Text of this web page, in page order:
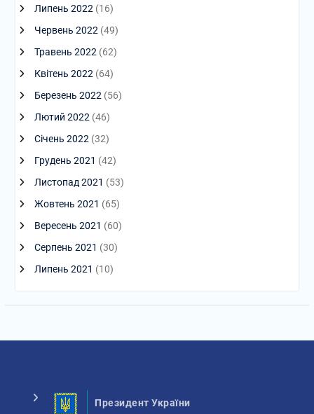
Липень 2022 (16)
Червень 2022 (49)
Травень 2022 (62)
Квітень 2022 (64)
Березень 2022 (56)
Лютий 2022 (46)
Січень 2022 (32)
Грудень 2021 (42)
Листопад 2021 (53)
Жовтень 2021 (65)
Вересень 2021 (60)
Серпень 2021 (30)
Липень 2021 (10)
Президент України